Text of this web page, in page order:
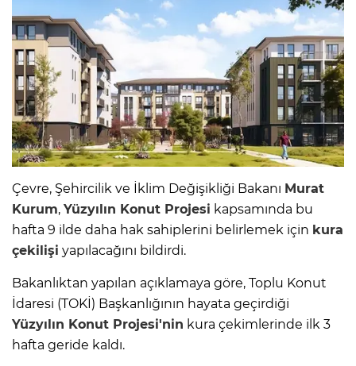
Çevre, Şehircilik ve İklim Değişikliği Bakanı Murat
Kurum, Yüzyılın Konut Projesi kapsamında bu
hafta 9 ilde daha hak sahiplerini belirlemek için kura
çekilişi yapılacağını bildirdi.
Bakanlıktan yapılan açıklamaya göre, Toplu Konut
İdaresi (TOKİ) Başkanlığının hayata geçirdiği
Yüzyılın Konut Projesi'nin kura çekimlerinde ilk 3
hafta geride kaldı.